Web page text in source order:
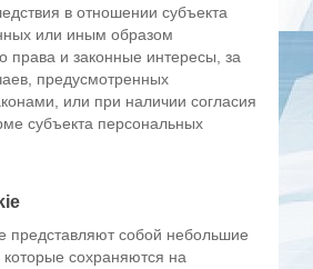
в отношении субъекта
или иным образом
права и законные интересы, за
предусмотренных
или при наличии согласия
субъекта персональных
представляют собой небольшие
сохраняются на